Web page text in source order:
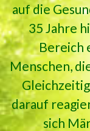
auf die
35 Jahre
Bereich
Menschen,
darauf
sich